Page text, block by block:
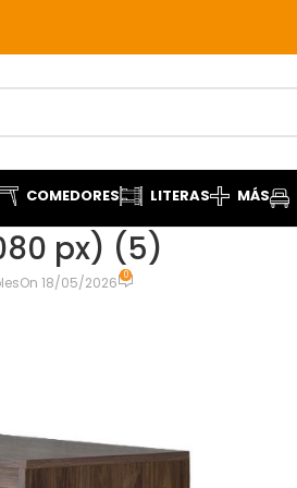
COMEDORES LITERAS MÁS
px) (5)
On 18/05/2026 0